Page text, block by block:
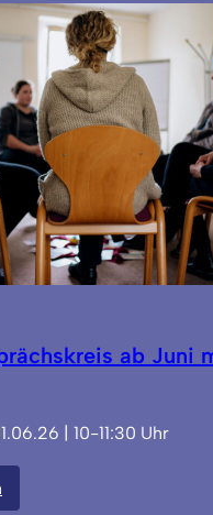
Grimmen
&
Demmin
ab Juni
| 10-11:30 Uhr